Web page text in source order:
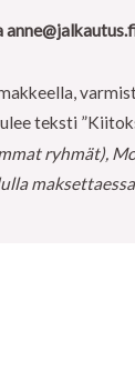
teksti
ryhmät),